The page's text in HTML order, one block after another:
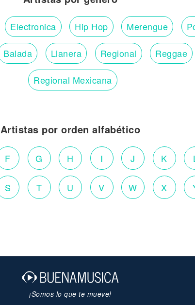
Electronica Hip Hop Merengue
Balada Llanera Regional Reggae
Regional Mexicana
Artistas por orden alfabético
F G H I J K
S T U V W X
¡Somos lo que te mueve!